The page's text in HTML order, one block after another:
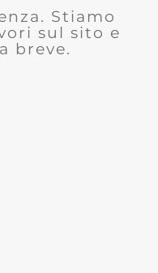
Stiamo
sul sito e
breve.